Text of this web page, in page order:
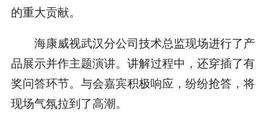
的重大贡献。
海康威视武汉分公司技术总监现场进行了产
品展示并作主题演讲。讲解过程中，还穿插了有
奖问答环节。与会嘉宾积极响应，纷纷抢答，将
现场气氛拉到了高潮。